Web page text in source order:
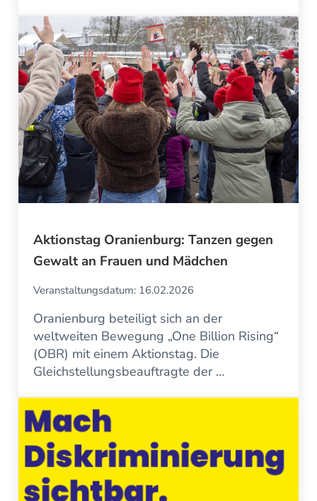
Aktionstag Oranienburg: Tanzen gegen
Gewalt an Frauen und Mädchen
Veranstaltungsdatum: 16.02.2026
Oranienburg beteiligt sich an der
weltweiten Bewegung „One Billion Rising“
(OBR) mit einem Aktionstag. Die
Gleichstellungsbeauftragte der …